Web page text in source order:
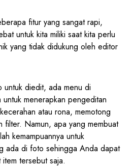
fitur yang sangat rapi,
untuk kita miliki saat kita perlu
yang tidak didukung oleh editor
untuk diedit, ada menu di
menerapkan pengeditan
atau rona, memotong
filter. Namun, apa yang membuat
kemampuannya untuk
ada di foto sehingga Anda dapat
tersebut saja.